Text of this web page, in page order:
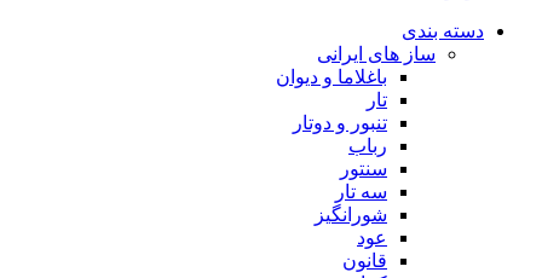
دسته بندی
ساز های ایرانی
باغلاما و دیوان
تار
تنبور و دوتار
رباب
سنتور
سه تار
شورانگیز
عود
قانون